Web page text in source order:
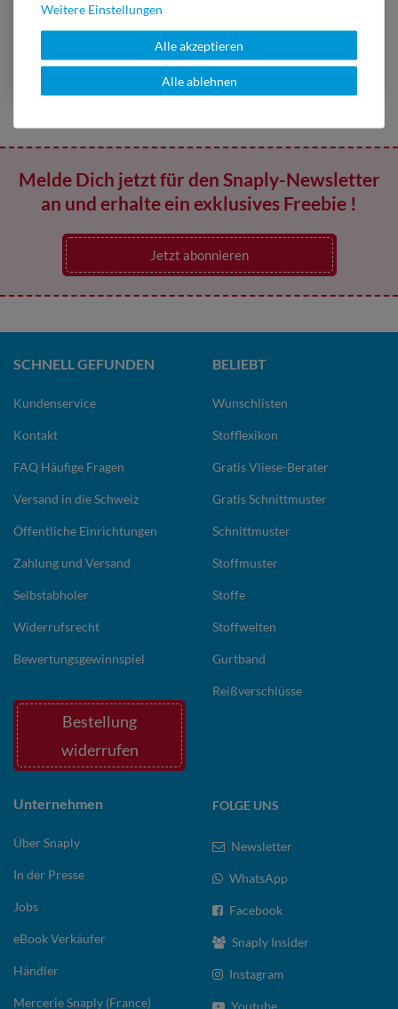
Samtjersey Chilly Stretch -
Uni Weiß
Melde Dich jetzt für den Snaply-Newsletter
an und erhalte ein exklusives Freebie !
Jetzt abonnieren
Weitere Einstellungen
Alle akzeptieren
Alle ablehnen
SCHNELL GEFUNDEN
Kundenservice
Kontakt
FAQ Häufige Fragen
Versand in die Schweiz
Öffentliche Einrichtungen
Zahlung und Versand
Selbstabholer
Widerrufsrecht
Bewertungsgewinnspiel
Bestellung
widerrufen
BELIEBT
Wunschlisten
Stofflexikon
Gratis Vliese-Berater
Gratis Schnittmuster
Schnittmuster
Stoffmuster
Stoffe
Stoffwelten
Gurtband
Reißverschlüsse
Unternehmen
Über Snaply
In der Presse
Jobs
eBook Verkäufer
Händler
Mercerie Snaply (France)
FOLGE UNS
Newsletter
WhatsApp
Facebook
Snaply Insider
Instagram
Youtube